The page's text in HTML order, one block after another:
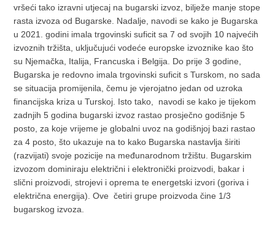
vršeći tako izravni utjecaj na bugarski izvoz, bilježe manje stope
rasta izvoza od Bugarske. Nadalje, navodi se kako je Bugarska
u 2021. godini imala trgovinski suficit sa 7 od svojih 10 najvećih
izvoznih tržišta, uključujući vodeće europske izvoznike kao što
su Njemačka, Italija, Francuska i Belgija. Do prije 3 godine,
Bugarska je redovno imala trgovinski suficit s Turskom, no sada
se situacija promijenila, čemu je vjerojatno jedan od uzroka
financijska kriza u Turskoj. Isto tako, navodi se kako je tijekom
zadnjih 5 godina bugarski izvoz rastao prosječno godišnje 5
posto, za koje vrijeme je globalni uvoz na godišnjoj bazi rastao
za 4 posto, što ukazuje na to kako Bugarska nastavlja širiti
(razvijati) svoje pozicije na međunarodnom tržištu. Bugarskim
izvozom dominiraju električni i elektronički proizvodi, bakar i
slični proizvodi, strojevi i oprema te energetski izvori (goriva i
električna energija). Ove četiri grupe proizvoda čine 1/3
bugarskog izvoza.